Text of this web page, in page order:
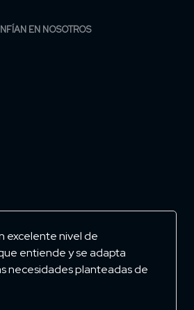
EN NOSOTROS
excelente nivel de
entiende y se adapta
necesidades planteadas de